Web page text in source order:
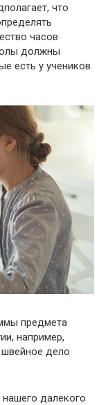
что
часов
должны
есть у учеников
предмета
например,
дело
далекого